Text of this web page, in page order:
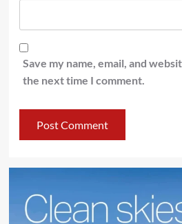
Save my name, email, and
the next time I comment.